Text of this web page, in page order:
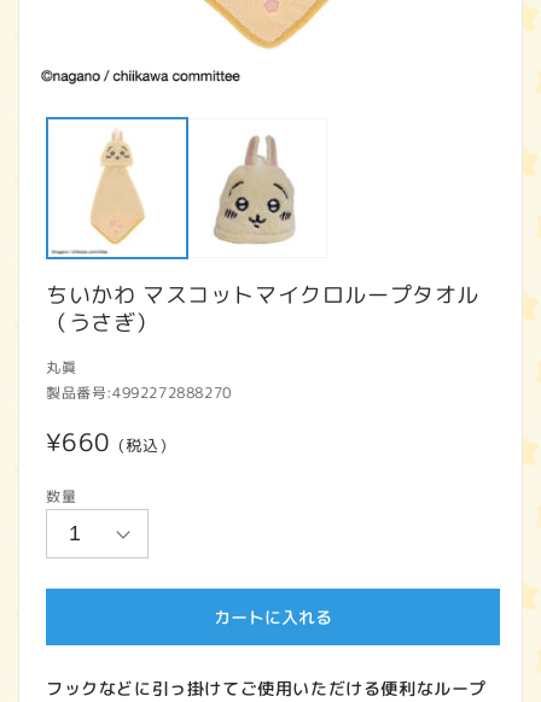
ちいかわ マスコットマイクロループタオル
（うさぎ）
丸眞
製品番号:4992272888270
通
価
格
¥660 (税込)
数量
カートに入れる
フックなどに引っ掛けてご使用いただける便利なループ